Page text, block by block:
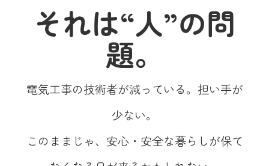
それは“人”の問
題。
電気工事の技術者が減っている。担い手が
少ない。
このままじゃ、安心・安全な暮らしが保て